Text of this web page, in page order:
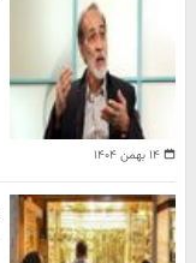
۱۴ بهمن ۱۴۰۴